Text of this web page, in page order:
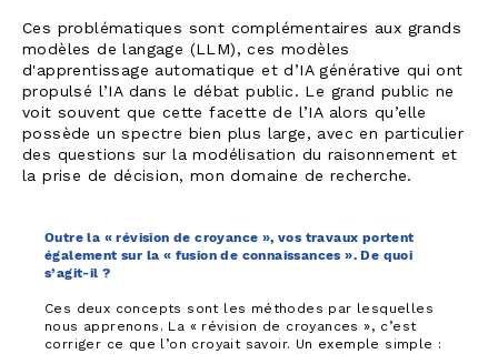
Ces problématiques sont complémentaires aux grands
modèles de langage (LLM), ces modèles
d'apprentissage automatique et d’IA générative qui ont
propulsé l’IA dans le débat public. Le grand public ne
voit souvent que cette facette de l’IA alors qu’elle
possède un spectre bien plus large, avec en particulier
des questions sur la modélisation du raisonnement et
la prise de décision, mon domaine de recherche.
Outre la « révision de croyance », vos travaux portent
également sur la « fusion de connaissances ». De quoi
s’agit-il ?
Ces deux concepts sont les méthodes par lesquelles
nous apprenons. La « révision de croyances », c’est
corriger ce que l’on croyait savoir. Un exemple simple :